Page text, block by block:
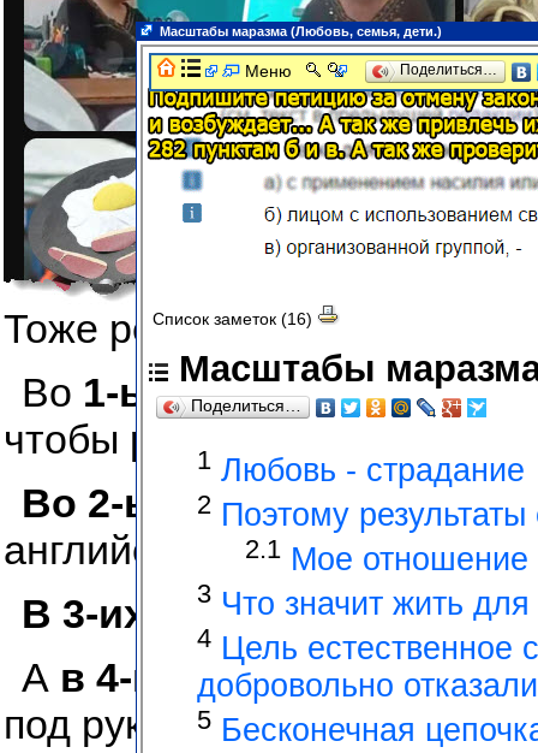
Масштабы маразма (Любовь, семья, дети.)
Тоже религиозный символ,
Во 1-ыхэто тоже
чтобы рассказать о +2800
Во 2-ых
наделяет
английский комик.
В 3-их
он может спасти
А в 4-ых
его можно
под рукой.